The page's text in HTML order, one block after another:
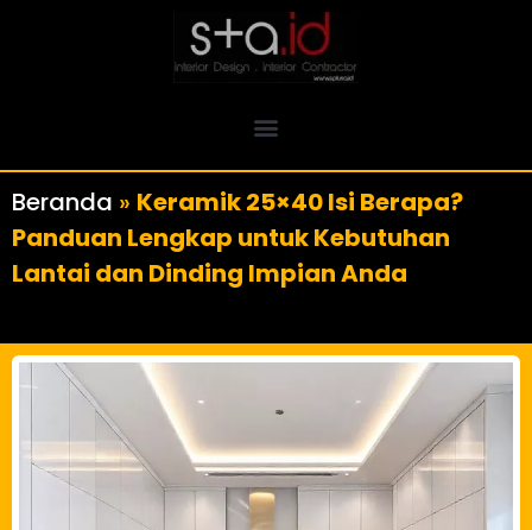
Beranda » Keramik 25×40 Isi Berapa?
Panduan Lengkap untuk Kebutuhan
Lantai dan Dinding Impian Anda